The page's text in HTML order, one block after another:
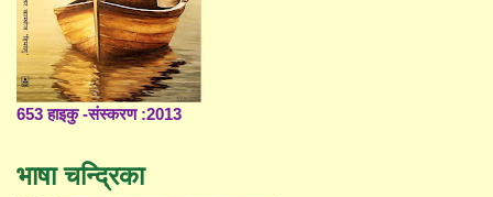
653 हाइकु -संस्करण :2013
भाषा चन्द्रिका